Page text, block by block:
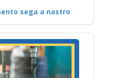
sega a nastro